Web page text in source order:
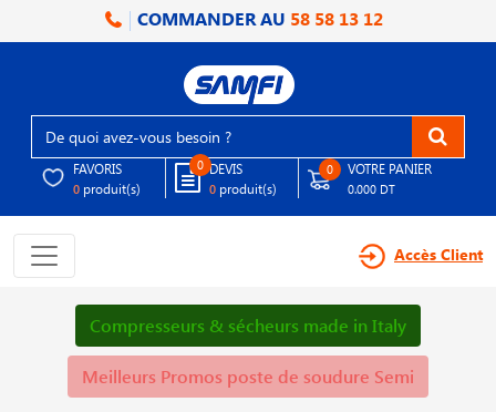
COMMANDER AU 58 58 13 12
FAVORIS
0 produit(s)
0 DEVIS
0 produit(s)
0 VOTRE PANIER
0.000 DT
Accès Client
Compresseurs & sécheurs made in Italy
Meilleurs Promos poste de soudure Semi